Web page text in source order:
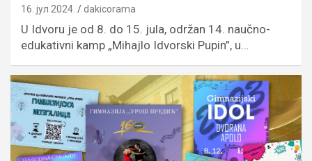
16. јул 2024. dakicorama
U Idvoru je od 8. do 15. jula, održan 14. naučno-
edukativni kamp „Mihajlo Idvorski Pupin”, u…